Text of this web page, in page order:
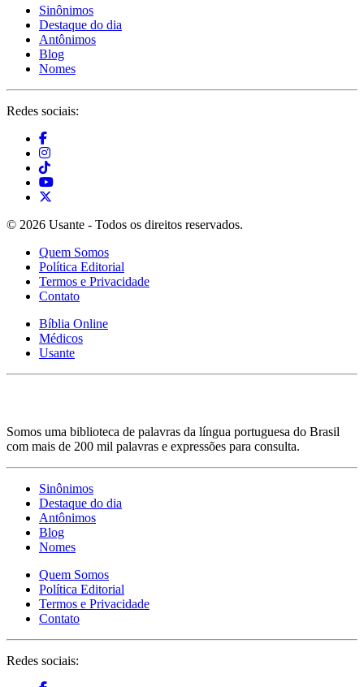
Sinônimos
Destaque do dia
Antônimos
Blog
Nomes
Redes sociais:
© 2026 Usante - Todos os direitos reservados.
Quem Somos
Política Editorial
Termos e Privacidade
Contato
Bíblia Online
Médicos
Usante
Somos uma biblioteca de palavras da língua portuguesa do Brasil
com mais de 200 mil palavras e expressões para consulta.
Sinônimos
Destaque do dia
Antônimos
Blog
Nomes
Quem Somos
Política Editorial
Termos e Privacidade
Contato
Redes sociais: